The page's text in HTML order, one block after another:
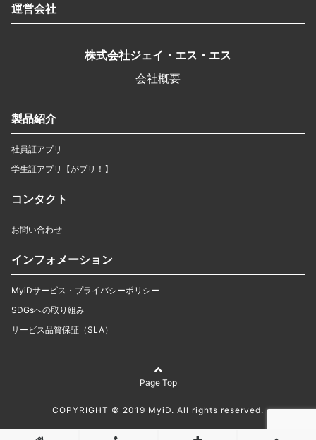
運営会社
株式会社ジェイ・エス・エス
会社概要
製品紹介
社員証アプリ
学生証アプリ【がプリ！】
コンタクト
お問い合わせ
インフォメーション
MyiDサービス・プライバシーポリシー
SDGsへの取り組み
サービス品質保証（SLA）
Page Top
COPYRIGHT © 2019 MyiD. All rights reserved.